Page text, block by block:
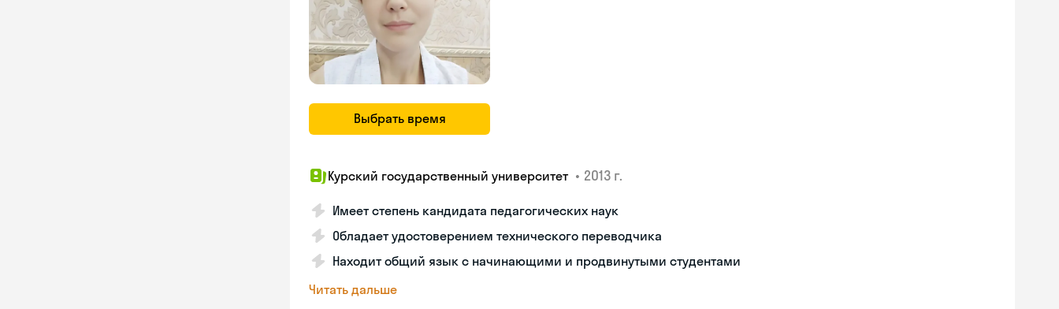
Выбрать время
Курский государственный университет • 2013 г.
Имеет степень кандидата педагогических наук
Обладает удостоверением технического переводчика
Находит общий язык с начинающими и продвинутыми студентами
Читать дальше